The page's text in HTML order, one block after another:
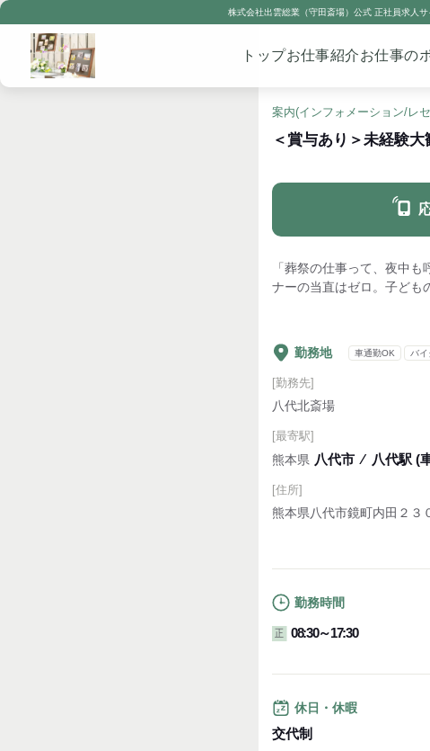
株式会社出雲総業（守田斎場）公式 正社員求人
トップお仕事紹介お仕事の
案内(インフォメーション/レ
＜賞与あり＞未経験
「葬祭の仕事って、夜中
ナーの当直はゼロ。子ども
勤務地 車通勤OK バ
[勤務先]
八代北斎場
[最寄駅]
熊本県 八代市 ⁄ 八代駅 (
[住所]
熊本県八代市鏡町内田２３
勤務時間
正 08:30～17:30
休日・休暇
交代制